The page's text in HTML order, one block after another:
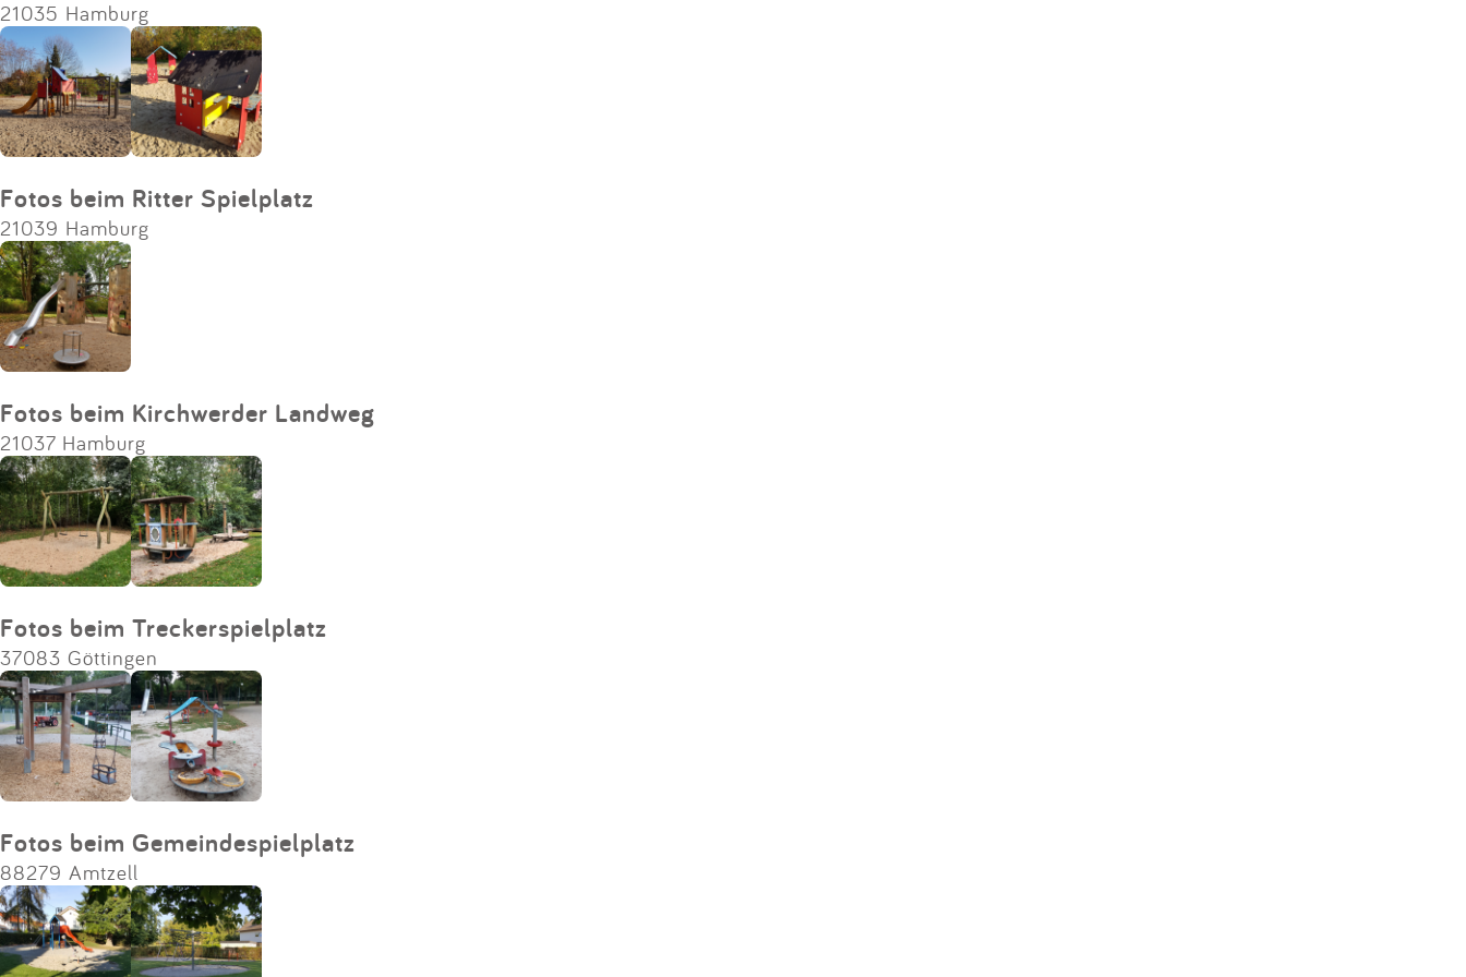
21035 Hamburg
Fotos beim Ritter Spielplatz
21039 Hamburg
Fotos beim Kirchwerder Landweg
21037 Hamburg
Fotos beim Treckerspielplatz
37083 Göttingen
Fotos beim Gemeindespielplatz
88279 Amtzell